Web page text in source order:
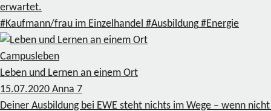
erwartet.
#Kaufmann/frau im Einzelhandel #Ausbildung #Energie
Campusleben
Leben und Lernen an einem Ort
15.07.2020 Anna 7
Deiner Ausbildung bei EWE steht nichts im Wege – wenn